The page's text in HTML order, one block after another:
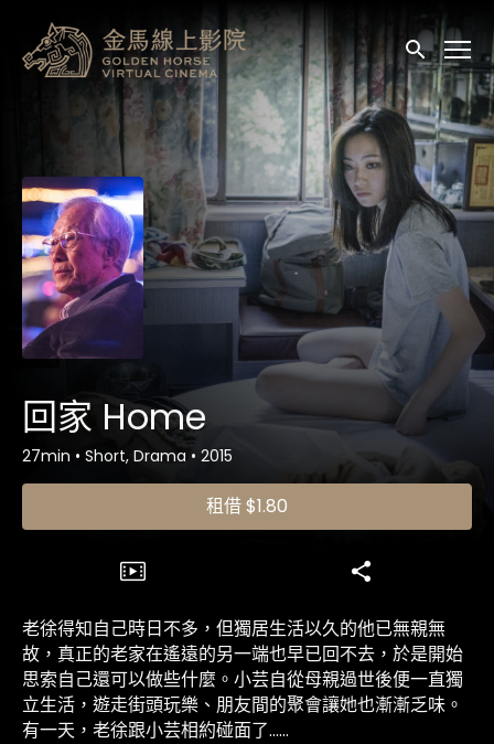
輔助連結
送出
回家 Home
27min • Short, Drama • 2015
租借$1.80
老徐得知自己時日不多，但獨居生活以久的他已無親無
故，真正的老家在遙遠的另一端也早已回不去，於是開始
思索自己還可以做些什麼。小芸自從母親過世後便一直獨
立生活，遊走街頭玩樂、朋友間的聚會讓她也漸漸乏味。
有一天，老徐跟小芸相約碰面了……